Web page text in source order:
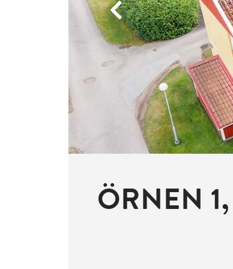
Previous
ÖRNEN